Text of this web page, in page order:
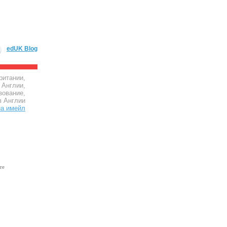
edUK Blog
Англии,
Англии